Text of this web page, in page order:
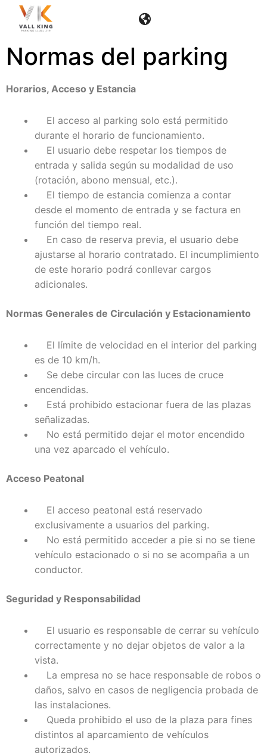
Skip
content
Normas del parking
Horarios, Acceso y Estancia
El acceso al parking solo está permitido
durante el horario de funcionamiento.
El usuario debe respetar los tiempos de
entrada y salida según su modalidad de uso
(rotación, abono mensual, etc.).
El tiempo de estancia comienza a contar
desde el momento de entrada y se factura en
función del tiempo real.
En caso de reserva previa, el usuario debe
ajustarse al horario contratado. El incumplimiento
de este horario podrá conllevar cargos
adicionales.
Normas Generales de Circulación y Estacionamiento
El límite de velocidad en el interior del parking
es de 10 km/h.
Se debe circular con las luces de cruce
encendidas.
Está prohibido estacionar fuera de las plazas
señalizadas.
No está permitido dejar el motor encendido
una vez aparcado el vehículo.
Acceso Peatonal
El acceso peatonal está reservado
exclusivamente a usuarios del parking.
No está permitido acceder a pie si no se tiene
vehículo estacionado o si no se acompaña a un
conductor.
Seguridad y Responsabilidad
El usuario es responsable de cerrar su vehículo
correctamente y no dejar objetos de valor a la
vista.
La empresa no se hace responsable de robos o
daños, salvo en casos de negligencia probada de
las instalaciones.
Queda prohibido el uso de la plaza para fines
distintos al aparcamiento de vehículos
autorizados.